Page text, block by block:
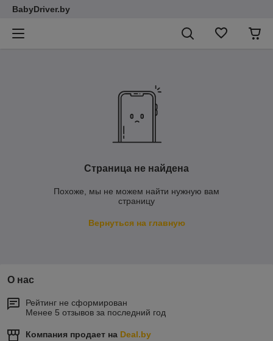
BabyDriver.by
Страница не найдена
Похоже, мы не можем найти нужную вам
страницу
Вернуться на главную
О нас
Рейтинг не сформирован
Менее 5 отзывов за последний год
Компания продает на Deal.by